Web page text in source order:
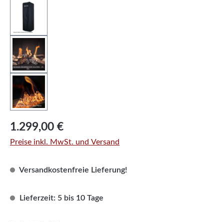
Regulärer Preis:
1.299,00 €
Preise inkl. MwSt. und Versand
Versandkostenfreie Lieferung!
Lieferzeit: 5 bis 10 Tage